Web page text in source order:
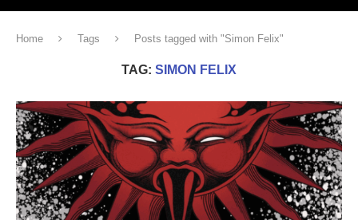
Home Tags Posts tagged with "Simon Felix"
TAG: SIMON FELIX